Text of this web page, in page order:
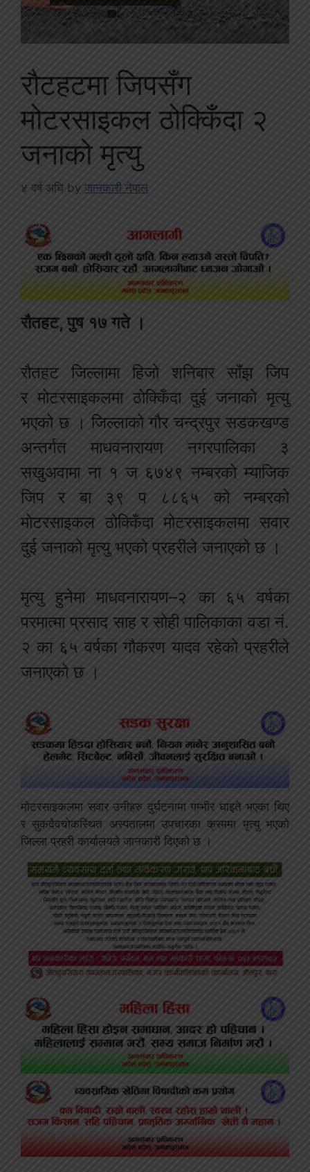
रौटहटमा जिपसँग
मोटरसाइकल ठोक्किँदा २
जनाको मृत्यु
४ वर्ष अघि by जानकारी नेपाल
रौतहट, पुष १७ गते ।
रौतहट जिल्लामा हिजो शनिबार साँझ जिप
र मोटरसाइकलमा ठोक्किँदा दुई जनाको मृत्यु
भएको छ । जिल्लाको गौर चन्द्रपुर सडकखण्ड
अन्तर्गत माधवनारायण नगरपालिका ३
सखुअवामा ना १ ज ६७४९ नम्बरको म्याजिक
जिप र बा ३९ प ८८६५ को नम्बरको
मोटरसाइकल ठोक्किँदा मोटरसाइकलमा सवार
दुई जनाको मृत्यु भएको प्रहरीले जनाएको छ ।
मृत्यु हुनेमा माधवनारायण–२ का ६५ वर्षका
परमात्मा प्रसाद साह र सोही पालिकाका वडा नं.
२ का ६५ वर्षका गौकरण यादव रहेको प्रहरीले
जनाएको छ ।
मोटरसाइकलमा सवार उनीहरु दुर्घटनामा गम्भीर घाइते भएका थिए
र सुकदेवचोकस्थित अस्पतालमा उपचारका क्रममा मृत्यु भएको
जिल्ला प्रहरी कार्यालयले जानकारी दिएको छ ।